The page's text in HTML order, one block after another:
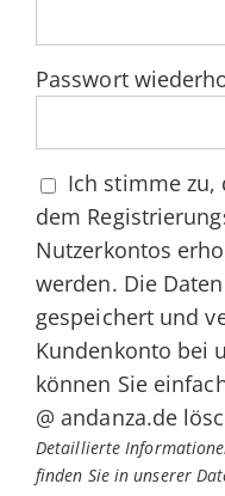
Passwort
Ich stimme zu,
dem
Nutzerkontos
werden. Die
gespeichert und
Kundenkonto bei
können Sie
@ andanza.de
Detaillierte
finden Sie in unserer